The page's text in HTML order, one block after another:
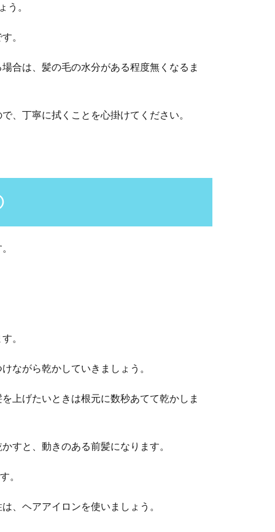
う。
。
合は、髪の毛の水分がある程度無くなるま
、丁寧に拭くことを心掛けてください。
。
ながら乾かしていきましょう。
上げたいときは根元に数秒あてて乾かしま
すと、動きのある前髪になります。
。
、ヘアアイロンを使いましょう。